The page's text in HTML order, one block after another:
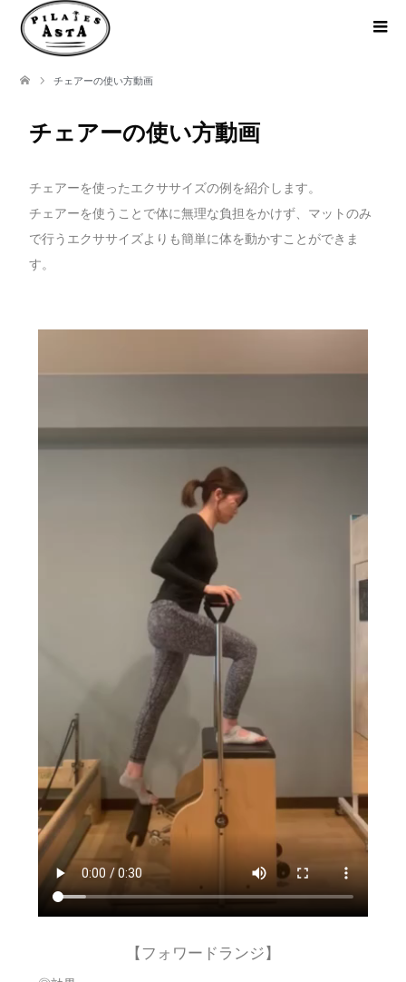
チェアーの使い方動画
チェアーの使い方動画
チェアーを使ったエクササイズの例を紹介します。
チェアーを使うことで体に無理な負担をかけず、マットのみ
で行うエクササイズよりも簡単に体を動かすことができま
す。
【フォワードランジ】